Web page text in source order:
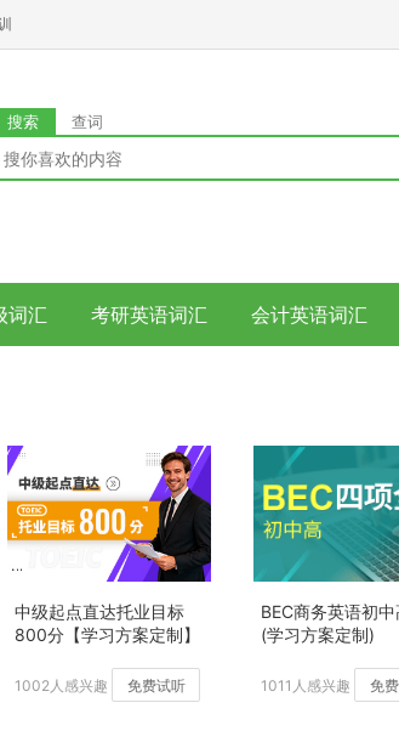
搜索 查词
词汇 考研英语词汇 会计英语词汇
中级起点直达托业目标
800分【学习方案定制】
1002人感兴趣 免费试听
BEC商务英语初中
(学习方案定制)
1011人感兴趣 免